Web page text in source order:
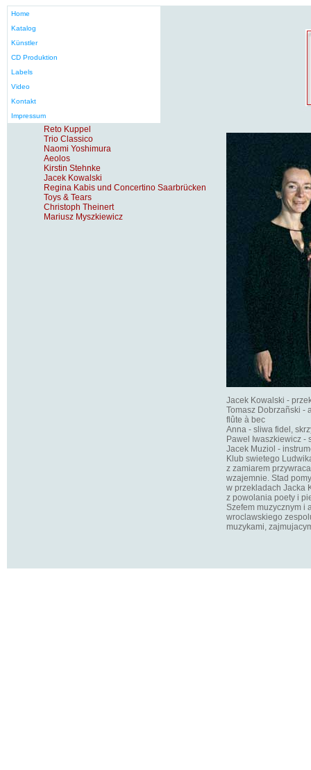
Home
Katalog
Künstler
CD Produktion
Labels
Video
Kontakt
Impressum
Reto Kuppel
Trio Classico
Naomi Yoshimura
Aeolos
Kirstin Stehnke
Jacek Kowalski
Regina Kabis und Concertino Saarbrücken
Toys & Tears
Christoph Theinert
Mariusz Myszkiewicz
Jacek Kowalski -
Tomasz Dobrzañski -
flûte à bec
Anna - sliwa fidel,
Pawel Iwaszkiewicz -
Jacek Muziol -
Klub swietego
z zamiarem
wzajemnie. Stad
w przekladach Jacka
z powolania poety i
Szefem muzycznym i
wroclawskiego
muzykami,